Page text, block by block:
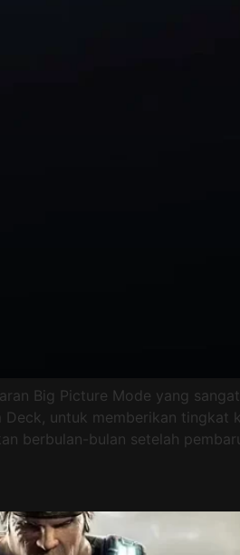
Big Picture Mode yang
untuk memberikan tingkat
berbulan-bulan setelah